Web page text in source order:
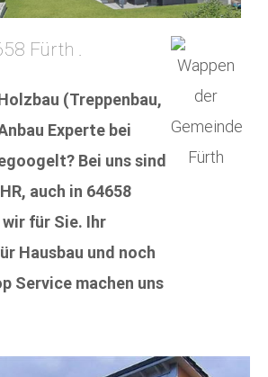
Fürth .
(Treppenbau,
Experte bei
Bei uns sind
auch in 64658
für Sie. Ihr
Hausbau und noch
Service machen uns